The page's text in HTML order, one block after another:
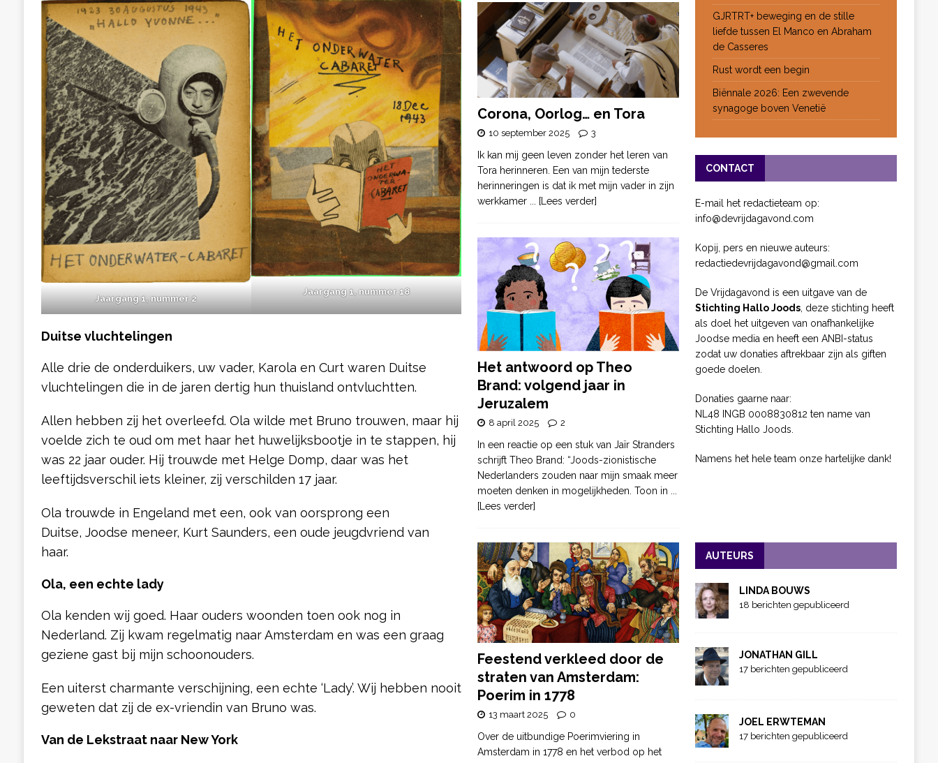
Jaargang 1, nummer 2
Jaargang 1, nummer 18
Duitse vluchtelingen
Alle drie de onderduikers, uw vader, Karola en Curt waren Duitse
vluchtelingen die in de jaren dertig hun thuisland ontvluchtten.
Allen hebben zij het overleefd. Ola wilde met Bruno trouwen, maar hij
voelde zich te oud om met haar het huwelijksbootje in te stappen, hij
was 22 jaar ouder. Hij trouwde met Helge Domp, daar was het
leeftijdsverschil iets kleiner, zij verschilden 17 jaar.
Ola trouwde in Engeland met een, ook van oorsprong een
Duitse, Joodse meneer, Kurt Saunders, een oude jeugdvriend van
haar.
Ola, een echte lady
Ola kenden wij goed. Haar ouders woonden toen ook nog in
Nederland. Zij kwam regelmatig naar Amsterdam en was een graag
geziene gast bij mijn schoonouders.
Een uiterst charmante verschijning, een echte ‘Lady’. Wij hebben nooit
geweten dat zij de ex-vriendin van Bruno was.
Van de Lekstraat naar New York
Corona, Oorlog… en Tora
10 september 2025 3
Ik kan mij geen leven zonder het leren van
Tora herinneren. Een van mijn tederste
herinneringen is dat ik met mijn vader in zijn
werkkamer ... [Lees verder]
Het antwoord op Theo
Brand: volgend jaar in
Jeruzalem
8 april 2025 2
In een reactie op een stuk van Jaïr Stranders
schrijft Theo Brand: “Joods-zionistische
Nederlanders zouden naar mijn smaak meer
moeten denken in mogelijkheden. Toon in
[Lees verder]
Feestend verkleed door de
straten van Amsterdam:
Poerim in 1778
13 maart 2025 0
Over de uitbundige Poerimviering in
Amsterdam in 1778 en het verbod op het
GJRTRT+ beweging en de stille
liefde tussen El Manco en Abraham
de Casseres
Rust wordt een begin
Biënnale 2026: Een zwevende
synagoge boven Venetië
CONTACT
E-mail het redactieteam op:
info@devrijdagavond.com
Kopij, pers en nieuwe auteurs:
redactiedevrijdagavond@gmail.com
De Vrijdagavond is een uitgave van de
Stichting Hallo Joods, deze stichting heeft
als doel het uitgeven van onafhankelijke
Joodse media en heeft een ANBI-status
zodat uw donaties aftrekbaar zijn als giften
goede doelen.
Donaties gaarne naar:
NL48 INGB 0008830812 ten name van
Stichting Hallo Joods.
Namens het hele team onze hartelijke dank!
AUTEURS
LINDA BOUWS
18 berichten gepubliceerd
JONATHAN GILL
17 berichten gepubliceerd
JOEL ERWTEMAN
17 berichten gepubliceerd